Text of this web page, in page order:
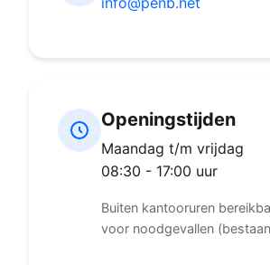
Openingstijden
Maandag t/m vrijdag
08:30 - 17:00 uur
Buiten kantooruren
voor noodgevallen